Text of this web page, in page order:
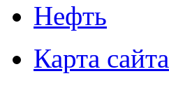
Нефть
Карта сайта